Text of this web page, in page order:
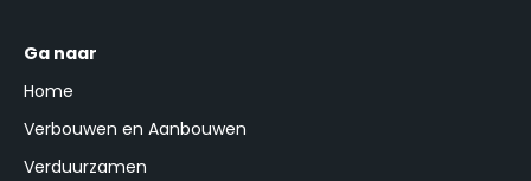
Ga naar
Home
Verbouwen en Aanbouwen
Verduurzamen